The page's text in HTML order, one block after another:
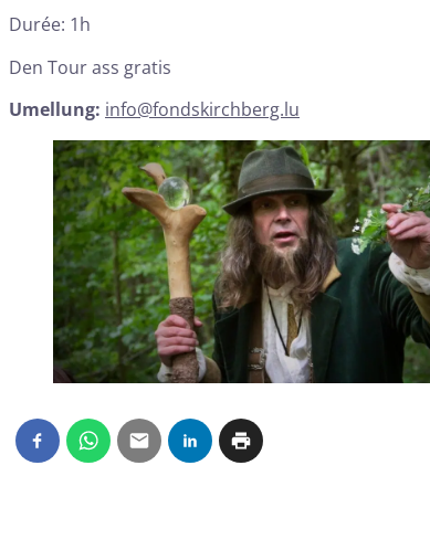
Durée: 1h
Den Tour ass gratis
Umellung: info@fondskirchberg.lu